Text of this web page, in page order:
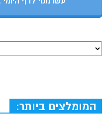
המומלצים ביותר: